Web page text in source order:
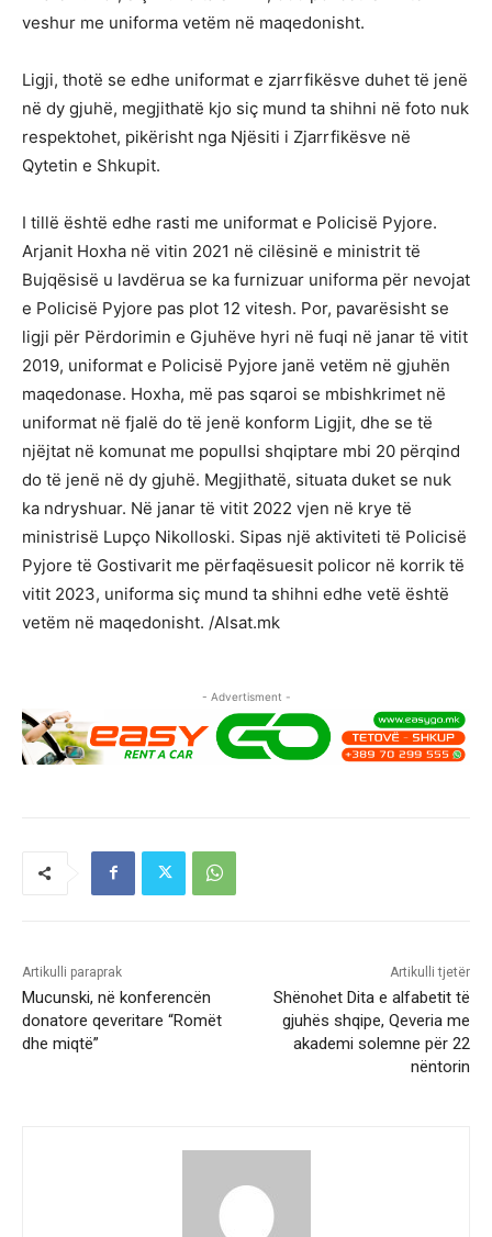
veshur me uniforma vetëm në maqedonisht.
Ligji, thotë se edhe uniformat e zjarrfikësve duhet të jenë
në dy gjuhë, megjithatë kjo siç mund ta shihni në foto nuk
respektohet, pikërisht nga Njësiti i Zjarrfikësve në
Qytetin e Shkupit.
I tillë është edhe rasti me uniformat e Policisë Pyjore.
Arjanit Hoxha në vitin 2021 në cilësinë e ministrit të
Bujqësisë u lavdërua se ka furnizuar uniforma për nevojat
e Policisë Pyjore pas plot 12 vitesh. Por, pavarësisht se
ligji për Përdorimin e Gjuhëve hyri në fuqi në janar të vitit
2019, uniformat e Policisë Pyjore janë vetëm në gjuhën
maqedonase. Hoxha, më pas sqaroi se mbishkrimet në
uniformat në fjalë do të jenë konform Ligjit, dhe se të
njëjtat në komunat me popullsi shqiptare mbi 20 përqind
do të jenë në dy gjuhë. Megjithatë, situata duket se nuk
ka ndryshuar. Në janar të vitit 2022 vjen në krye të
ministrisë Lupço Nikolloski. Sipas një aktiviteti të Policisë
Pyjore të Gostivarit me përfaqësuesit policor në korrik të
vitit 2023, uniforma siç mund ta shihni edhe vetë është
vetëm në maqedonisht. /Alsat.mk
- Advertisment -
Artikulli paraprak
Mucunski, në konferencën
donatore qeveritare “Romët
dhe miqtë”
Artikulli tjetër
Shënohet Dita e alfabetit të
gjuhës shqipe, Qeveria me
akademi solemne për 22
nëntorin